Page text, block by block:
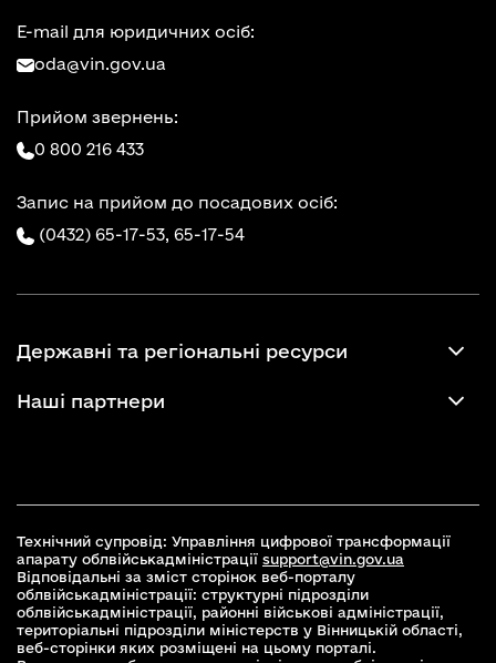
E-mail для юридичних осіб:
oda@vin.gov.ua
Прийом звернень:
0 800 216 433
Запис на прийом до посадових осіб:
(0432) 65-17-53, 65-17-54
Державні та регіональні ресурси
Наші партнери
Технічний супровід: Управління цифрової трансформації
апарату облвійськадміністрації support@vin.gov.ua
Відповідальні за зміст сторінок веб-порталу
облвійськадміністрації: структурні підрозділи
облвійськадміністрації, районні військові адміністрації,
територіальні підрозділи міністерств у Вінницькій області,
веб-сторінки яких розміщені на цьому порталі.